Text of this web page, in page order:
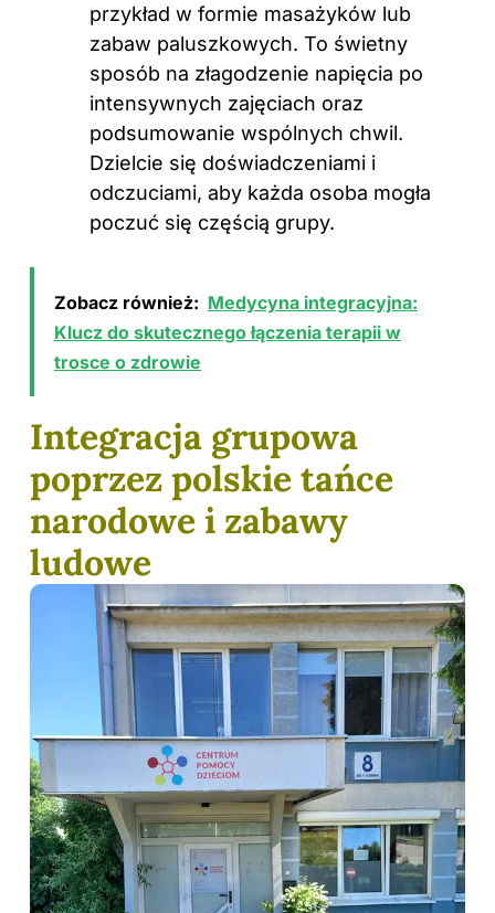
przykład w formie masażyków lub
zabaw paluszkowych. To świetny
sposób na złagodzenie napięcia po
intensywnych zajęciach oraz
podsumowanie wspólnych chwil.
Dzielcie się doświadczeniami i
odczuciami, aby każda osoba mogła
poczuć się częścią grupy.
Zobacz również: Medycyna integracyjna:
Klucz do skutecznego łączenia terapii w
trosce o zdrowie
Integracja grupowa
poprzez polskie tańce
narodowe i zabawy
ludowe